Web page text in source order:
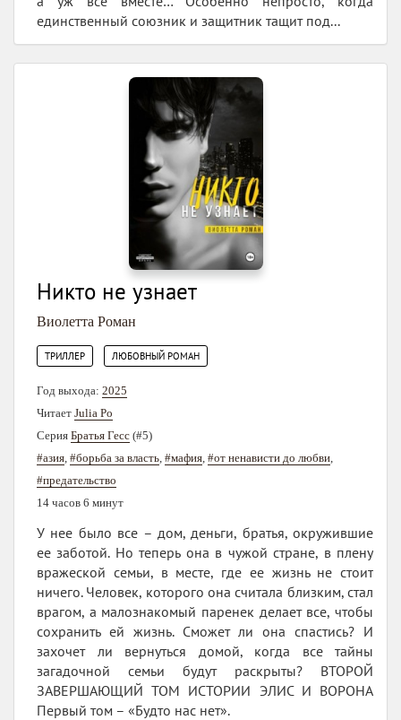
единственный союзник и защитник тащит под...
Никто не узнает
Виолетта Роман
ТРИЛЛЕР ЛЮБОВНЫЙ РОМАН
Год выхода: 2025
Читает Julia Po
Серия Братья Гесс (#5)
#азия #борьба за власть #мафия #от ненависти до любви
#предательство
14 часов 6 минут
У нее было все – дом, деньги, братья, окружившие
ее заботой. Но теперь она в чужой стране, в плену
вражеской семьи, в месте, где ее жизнь не стоит
ничего. Человек, которого она считала близким, стал
врагом, а малознакомый паренек делает все, чтобы
сохранить ей жизнь. Сможет ли она спастись? И
захочет ли вернуться домой, когда все тайны
загадочной семьи будут раскрыты? ВТОРОЙ
ЗАВЕРШАЮЩИЙ ТОМ ИСТОРИИ ЭЛИС И ВОРОНА
Первый том – «Будто нас нет».